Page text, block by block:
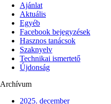
Ajánlat
Aktuális
Egyéb
Facebook bejegyzések
Hasznos tanácsok
Szaknyelv
Technikai ismertető
Újdonság
Archívum
2025. december